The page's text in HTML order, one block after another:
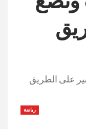
على الطريق
رياضة